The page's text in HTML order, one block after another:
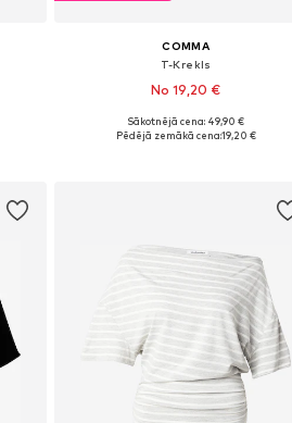
COMMA
T-Krekls
No 19,20 €
Pieejams daudzos izmēros
Sākotnējā cena: 49,90 €
Pēdējā zemākā cena:19,20 €